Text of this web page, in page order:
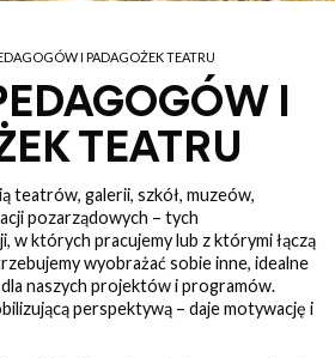
I PADAGOŻEK TEATRU
I
TEATRU
teatrów, galerii, szkół, muzeów,
pozarządowych – tych
w których pracujemy lub z którymi łączą
wyobrażać sobie inne, idealne
dla naszych projektów i programów.
perspektywą – daje motywację i